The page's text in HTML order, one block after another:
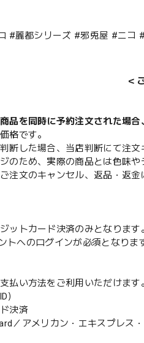
#麗都シリーズ #邪兎屋 #ニコ
＜
品を同時に予約注文された場
格です。
断した場合、当店判断にて注文
のため、実際の商品とは色味
注文のキャンセル、返品・返金
ットカード決済のみとなります。
トへのログインが必須となりま
払い方法をご利用いただけます
）
決済
アメリカン・エキスプレス・